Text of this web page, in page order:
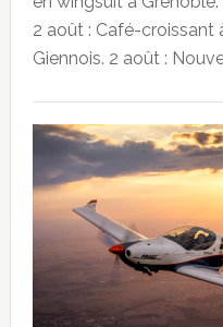
2 août : Café-croissant
Giennois. 2 août :